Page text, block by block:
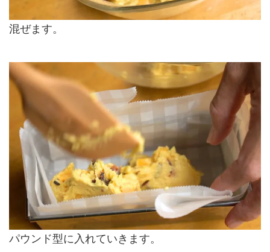
混ぜます。
パウンド型に入れていきます。